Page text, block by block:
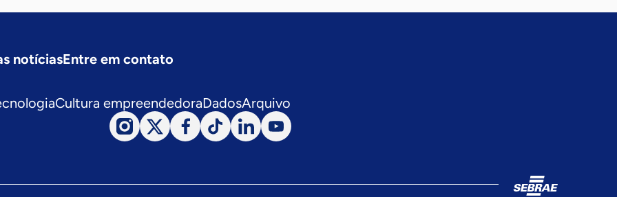
notíciasEntre em contato
Cultura empreendedoraDadosArquivo